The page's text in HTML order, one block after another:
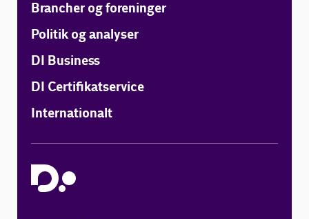
Brancher og foreninger
Politik og analyser
DI Business
DI Certifikatservice
Internationalt